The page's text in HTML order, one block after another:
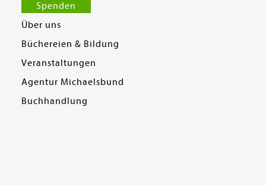
Spenden
Über uns
Büchereien & Bildung
Veranstaltungen
Agentur Michaelsbund
Buchhandlung